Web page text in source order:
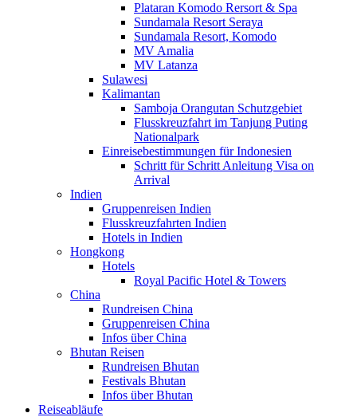
Plataran Komodo Rersort & Spa
Sundamala Resort Seraya
Sundamala Resort, Komodo
MV Amalia
MV Latanza
Sulawesi
Kalimantan
Samboja Orangutan Schutzgebiet
Flusskreuzfahrt im Tanjung Puting
Nationalpark
Einreisebestimmungen für Indonesien
Schritt für Schritt Anleitung Visa on
Arrival
Indien
Gruppenreisen Indien
Flusskreuzfahrten Indien
Hotels in Indien
Hongkong
Hotels
Royal Pacific Hotel & Towers
China
Rundreisen China
Gruppenreisen China
Infos über China
Bhutan Reisen
Rundreisen Bhutan
Festivals Bhutan
Infos über Bhutan
Reiseabläufe